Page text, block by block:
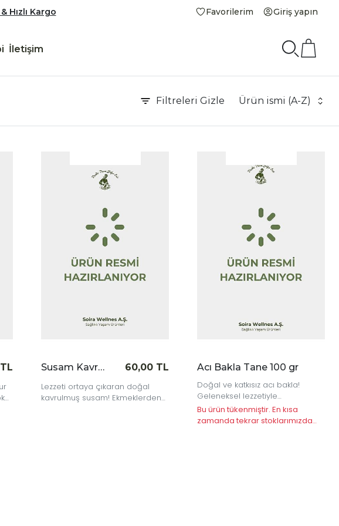
Hızlı Kargo Favorilerim Giriş yapın
İletişim
Filtreleri Gizle Ürün ismi (A-Z)
Susam Kavrulmuş 74 gr
60,00 TL
Lezzeti ortaya çıkaran doğal
kavrulmuş susam! Ekmeklerden
Acı Bakla Tane 100 gr
Doğal ve katkısız acı bakla!
Geleneksel lezzetiyle
mutfağınızda sağlıklı bir alternatif.
Bu ürün tükenmiştir. En kısa
zamanda tekrar stoklarımızda